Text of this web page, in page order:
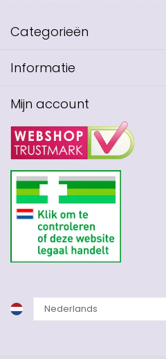
Categorieën
Informatie
Mijn account